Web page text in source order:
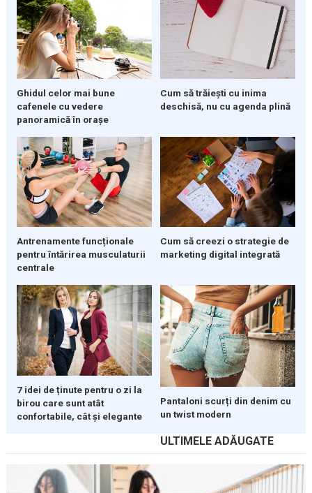
Ghidul celor mai bune
cafenele cu vedere
panoramică în orașe
Cum să trăiești cu inima
deschisă, nu cu agenda plină
Antrenamente funcționale
pentru întărirea musculaturii
centrale
Cum să creezi o strategie de
marketing digital integrată
7 idei de ținute pentru o zi la
birou care sunt atât
confortabile, cât și elegante
Pantaloni scurți din denim cu
un twist modern
ULTIMELE ADĂUGATE